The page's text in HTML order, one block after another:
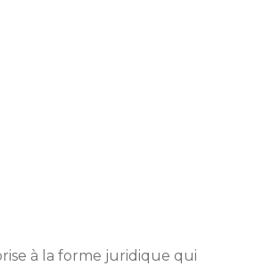
à la forme juridique qui